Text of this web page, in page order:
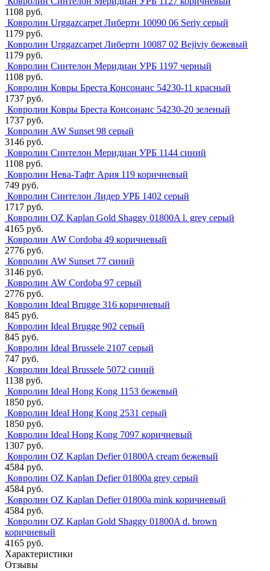
1108 руб.
Ковролин Urggazcarpet Либерти 10090 06 Seriy серый
1179 руб.
Ковролин Urggazcarpet Либерти 10087 02 Bejiviy бежевый
1179 руб.
Ковролин Синтелон Меридиан УРБ 1197 черный
1108 руб.
Ковролин Ковры Бреста Консонанс 54230-11 красный
1737 руб.
Ковролин Ковры Бреста Консонанс 54230-20 зеленый
1737 руб.
Ковролин AW Sunset 98 серый
3146 руб.
Ковролин Синтелон Меридиан УРБ 1144 синий
1108 руб.
Ковролин Нева-Тафт Ария 119 коричневый
749 руб.
Ковролин Синтелон Лидер УРБ 1402 серый
1717 руб.
Ковролин OZ Kaplan Gold Shaggy 01800A l. grey серый
4165 руб.
Ковролин AW Cordoba 49 коричневый
2776 руб.
Ковролин AW Sunset 77 синий
3146 руб.
Ковролин AW Cordoba 97 серый
2776 руб.
Ковролин Ideal Brugge 316 коричневый
845 руб.
Ковролин Ideal Brugge 902 серый
845 руб.
Ковролин Ideal Brussele 2107 серый
747 руб.
Ковролин Ideal Brussele 5072 синий
1138 руб.
Ковролин Ideal Hong Kong 1153 бежевый
1850 руб.
Ковролин Ideal Hong Kong 2531 серый
1850 руб.
Ковролин Ideal Hong Kong 7097 коричневый
1307 руб.
Ковролин OZ Kaplan Defier 01800A cream бежевый
4584 руб.
Ковролин OZ Kaplan Defier 01800a grey серый
4584 руб.
Ковролин OZ Kaplan Defier 01800a mink коричневый
4584 руб.
Ковролин OZ Kaplan Gold Shaggy 01800A d. brown
коричневый
4165 руб.
Характеристики
Отзывы